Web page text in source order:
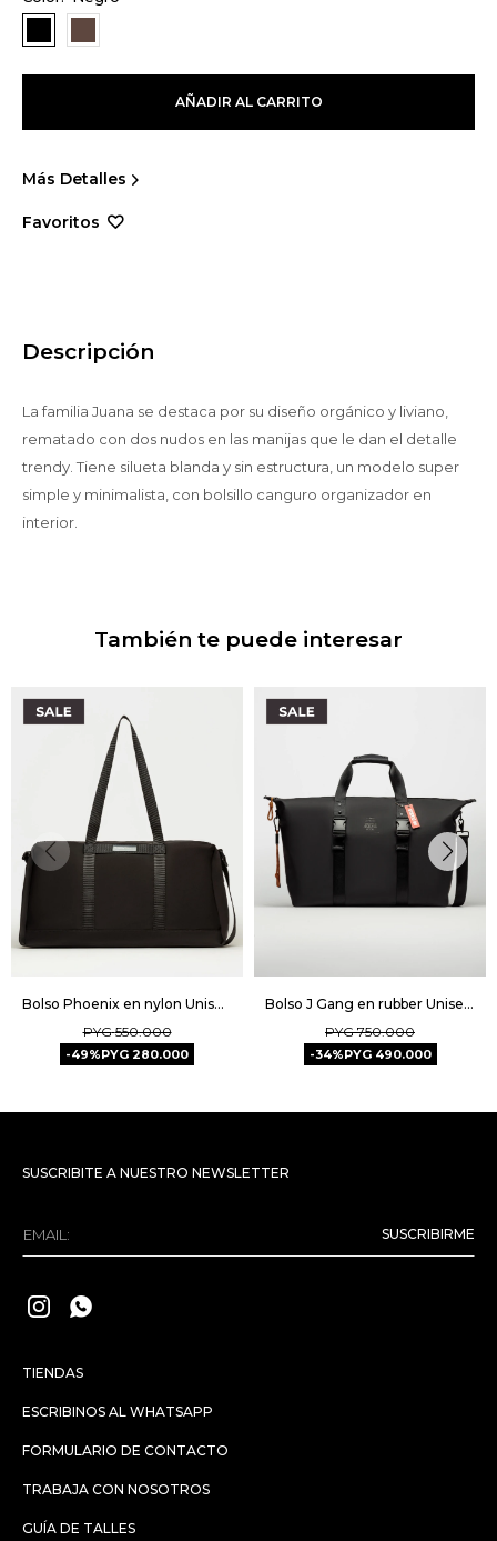
AÑADIR AL CARRITO
Más Detalles
Descripción
La familia Juana se destaca por su diseño orgánico y liviano,
rematado con dos nudos en las manijas que le dan el detalle
trendy. Tiene silueta blanda y sin estructura, un modelo super
simple y minimalista, con bolsillo canguro organizador en
interior.
También te puede interesar
Bolso Phoenix en nylon Unisex - Negro
PYG 550.000
49 PYG 280.000
Bolso J Gang en rubber Unisex - Negro
PYG 750.000
34 PYG 490.000
TIENDAS
ESCRIBINOS AL WHATSAPP
FORMULARIO DE CONTACTO
TRABAJA CON NOSOTROS
GUÍA DE TALLES
SUSCRIBITE A NUESTRO NEWSLETTER
SUSCRIBIRME
 